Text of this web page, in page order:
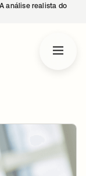
análise realista do